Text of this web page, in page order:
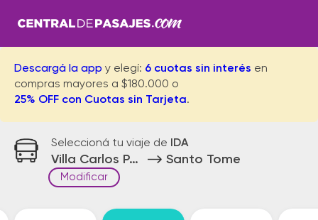
Descargá la app y elegí: 6 cuotas sin interés en
compras mayores a $180.000 o
25% OFF con Cuotas sin Tarjeta.
Seleccioná tu viaje de IDA
Villa Carlos Paz Santo Tome
Modificar